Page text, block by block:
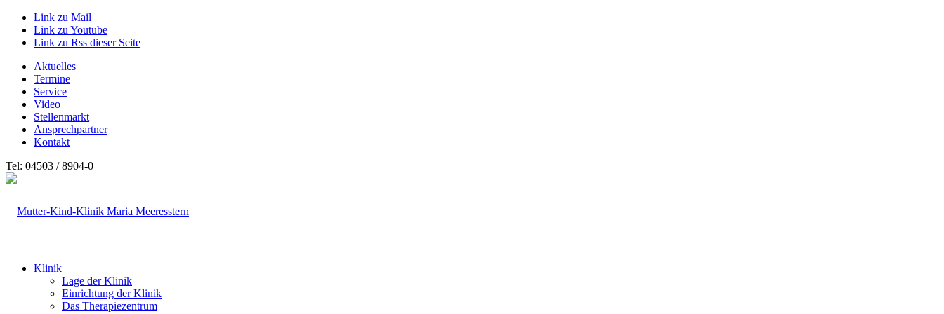
Link zu Mail
Link zu Youtube
Link zu Rss dieser Seite
Aktuelles
Termine
Service
Video
Stellenmarkt
Ansprechpartner
Kontakt
Tel: 04503 / 8904-0
Klinik
Lage der Klinik
Einrichtung der Klinik
Das Therapiezentrum